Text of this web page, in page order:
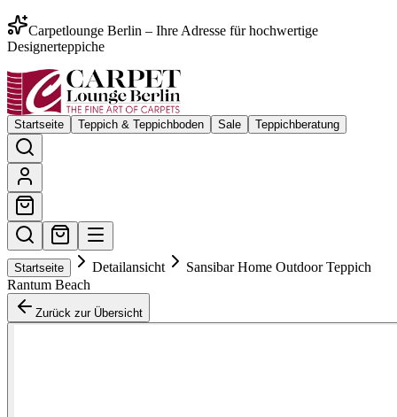
Carpetlounge Berlin – Ihre Adresse für hochwertige
Designerteppiche
Startseite Teppich & Teppichboden Sale Teppichberatung
Startseite Detailansicht
Sansibar Home Outdoor Teppich
Rantum Beach
Zurück zur Übersicht